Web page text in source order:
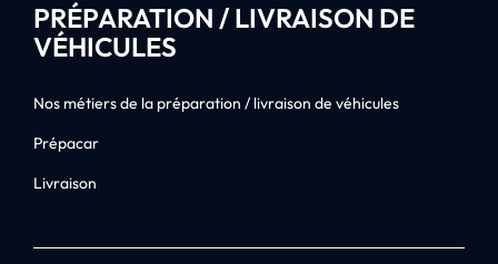
PRÉPARATION / LIVRAISON DE
VÉHICULES
Nos métiers de la préparation / livraison de véhicules
Prépacar
Livraison